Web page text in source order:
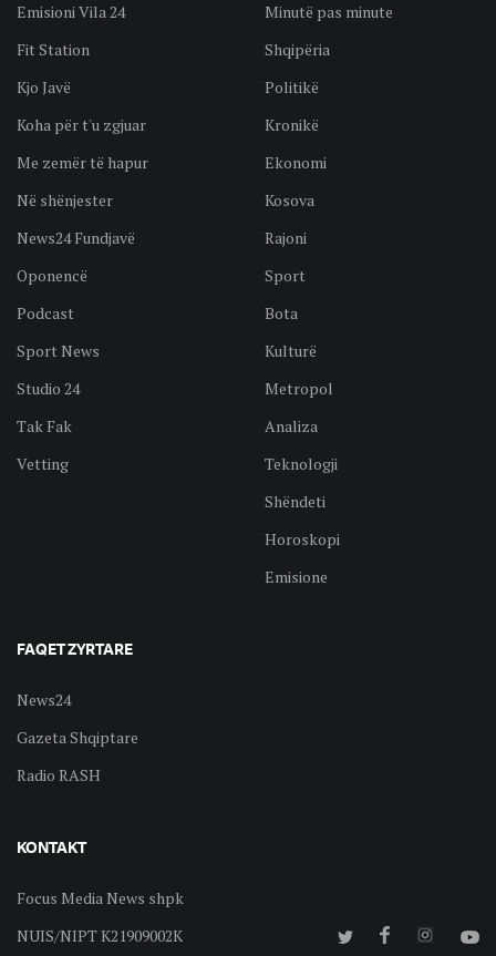
Emisioni Vila 24
Fit Station
Kjo Javë
Koha për t'u zgjuar
Me zemër të hapur
Në shënjester
News24 Fundjavë
Oponencë
Podcast
Sport News
Studio 24
Tak Fak
Vetting
Minutë pas minute
Shqipëria
Politikë
Kronikë
Ekonomi
Kosova
Rajoni
Sport
Bota
Kulturë
Metropol
Analiza
Teknologji
Shëndeti
Horoskopi
Emisione
FAQET ZYRTARE
News24
Gazeta Shqiptare
Radio RASH
KONTAKT
Focus Media News shpk
NUIS/NIPT K21909002K